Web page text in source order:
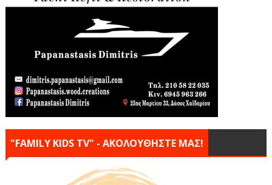
"FAMILY KIDS TV" - ΑΚΟΛΟΥΘΗΣΤΕ ΜΑΣ!